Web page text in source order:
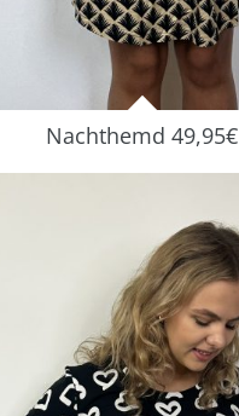
Nachthemd 49,95€